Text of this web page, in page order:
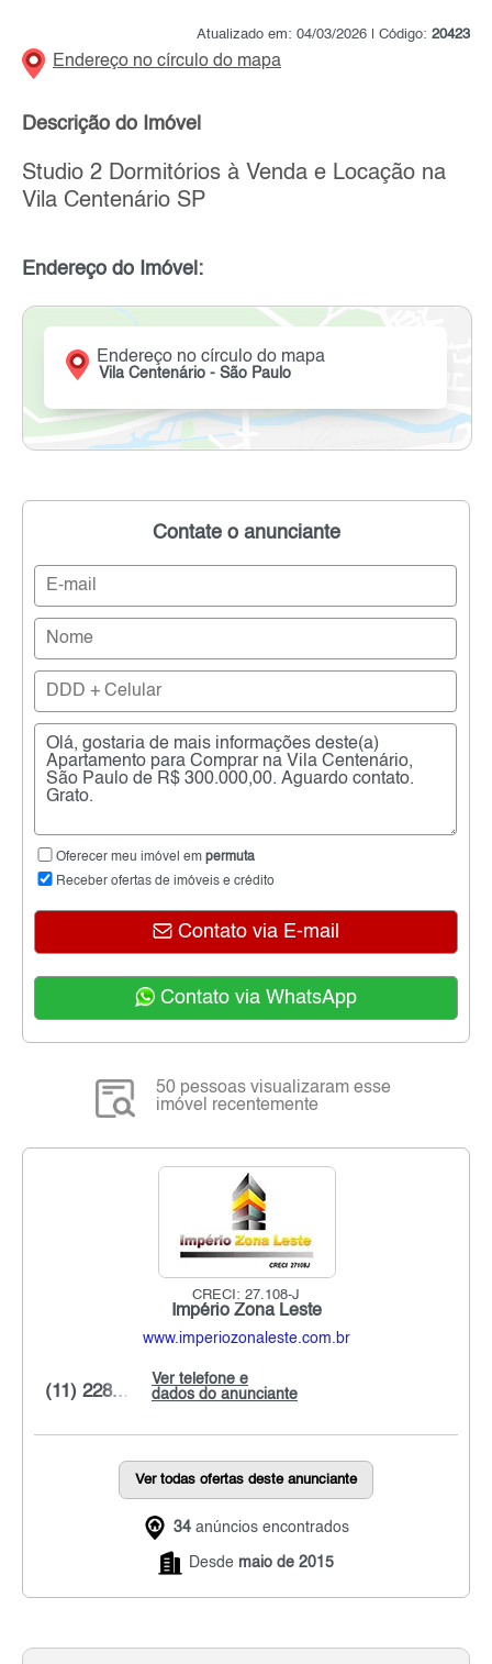
Atualizado em: 04/03/2026 | Código: 20423
Endereço no círculo do mapa
Descrição do Imóvel
Studio 2 Dormitórios à Venda e Locação na
Vila Centenário SP
Endereço do Imóvel:
Endereço no círculo do mapa
Vila Centenário - São Paulo
Contate o anunciante
Oferecer meu imóvel em permuta
Receber ofertas de imóveis e crédito
Contato via E-mail
Contato via WhatsApp
50 pessoas visualizaram esse
imóvel recentemente
CRECI: 27.108-J
Império Zona Leste
www.imperiozonaleste.com.br
Ver telefone e
dados do anunciante
(11) 228...
Ver todas ofertas deste anunciante
34 anúncios encontrados
Desde maio de 2015